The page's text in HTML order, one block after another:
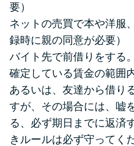
要）
ネットの売買で本や洋服
録時に親の同意が必要）
バイト先で前借りをする
確定している賃金の範囲
あるいは、友達から借り
すが、その場合には、嘘
る、必ず期日までに返済
きルールは必ず守ってく